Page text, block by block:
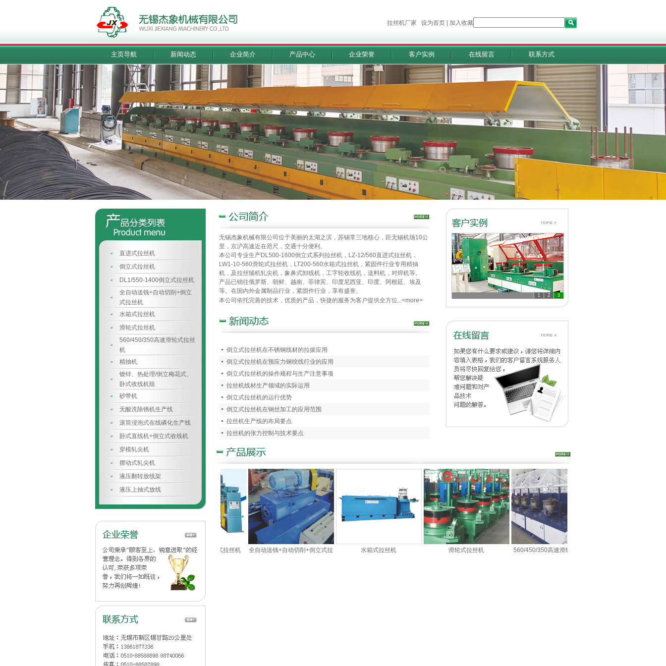
拉丝机厂家 设为首页 加入收藏
主页导航 新闻动态 企业简介 产品中心 企业荣誉 客户实例 在线留言 联系方式
直进式拉丝机
倒立式拉丝机
DL1/550-1400倒立式拉丝机
全自动送钱+自动切削+倒立
式拉丝机
水箱式拉丝机
滑轮式拉丝机
560/450/350高速滑轮式拉丝
机
精抽机
镀锌、热处理/倒立梅花式、
卧式收线机组
砂带机
无酸洗除锈机生产线
滚筒浸泡式在线磷化生产线
卧式直线机+倒立式收线机
穿模轧尖机
摆动式轧尖机
液压翻转放线架
液压上抽式放线
无锡杰象机械有限公司位于美丽的太湖之滨，苏锡常三地核心，距无锡机场10公
里，京沪高速近在咫尺，交通十分便利。
本公司专业生产DL500-1600倒立式系列拉丝机，LZ-12/560直进式拉丝机，
LW1-10-560滑轮式拉丝机，LT200-560水箱式拉丝机，紧固件行业专用精抽
机，及拉丝辅机轧尖机，象鼻式卸线机，工字轮收线机，送料机，对焊机等。
产品已销往俄罗斯、朝鲜、越南、菲律宾、印度尼西亚、印度、阿根廷、埃及
等。在国内外金属制品行业，紧固件行业，享有盛誉。
本公司依托完善的技术，优质的产品，快捷的服务为客户提供全方位...<more>
倒立式拉丝机在不锈钢线材的拉拔应用
倒立式拉丝机在预应力钢绞线行业的应用
倒立式拉丝机的操作规程与生产注意事项
拉丝机线材生产领域的实际运用
倒立式拉丝机的运行优势
倒立式拉丝机在钢丝加工的应用范围
拉丝机生产线的布局要点
拉丝机的张力控制与技术要点
1 2 3
倒立式拉丝机 DL1/550-1400倒立式拉丝机
全自动送钱+自动切削+倒立式拉
水箱式拉丝机 滑轮式拉丝机 560/450/350高速滑轮式拉丝机